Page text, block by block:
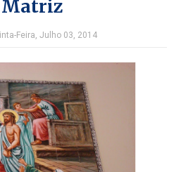
Matriz
Feira, Julho 03, 2014